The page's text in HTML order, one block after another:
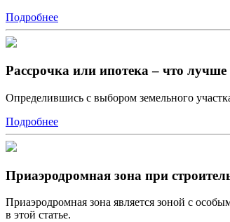
Подробнее
Рассрочка или ипотека – что
Определившись с выбором земельного
Подробнее
Приаэродромная зона при
Приаэродромная зона является зоной с
в этой статье.